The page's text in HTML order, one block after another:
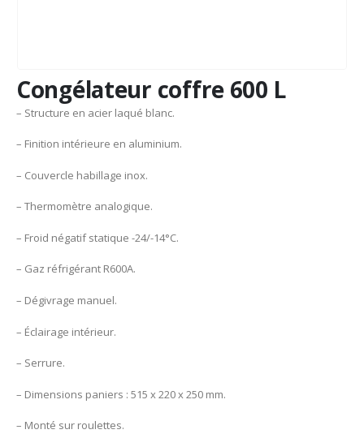
Congélateur coffre 600 L
– Structure en acier laqué blanc.
– Finition intérieure en aluminium.
– Couvercle habillage inox.
– Thermomètre analogique.
– Froid négatif statique -24/-14°C.
– Gaz réfrigérant R600A.
– Dégivrage manuel.
– Éclairage intérieur.
– Serrure.
– Dimensions paniers : 515 x 220 x 250 mm.
– Monté sur roulettes.